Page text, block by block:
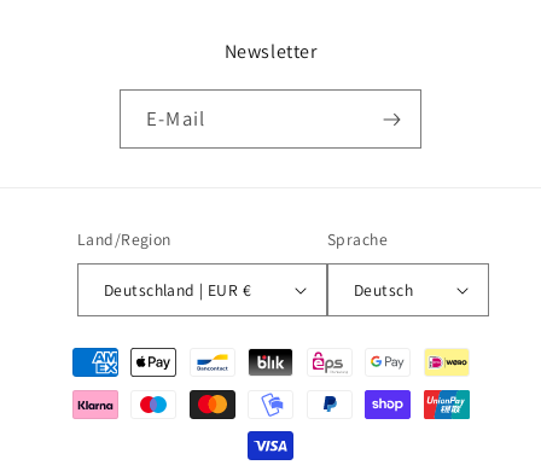
Newsletter
E-Mail
Land/Region
Deutschland | EUR €
Sprache
Deutsch
Zahlungsmethoden